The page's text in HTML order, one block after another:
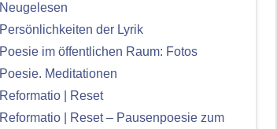
Neugelesen
Persönlichkeiten der Lyrik
Poesie im öffentlichen Raum: Fotos
Poesie. Meditationen
Reformatio | Reset
Reformatio | Reset – Pausenpoesie zum